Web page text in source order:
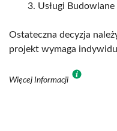
Usługi
Ostateczna decyzja
projekt wymaga
Więcej Informacji